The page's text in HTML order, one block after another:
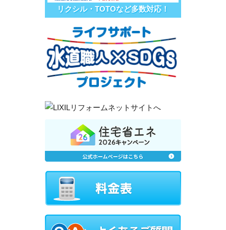
リクシル・TOTOなど多数対応！